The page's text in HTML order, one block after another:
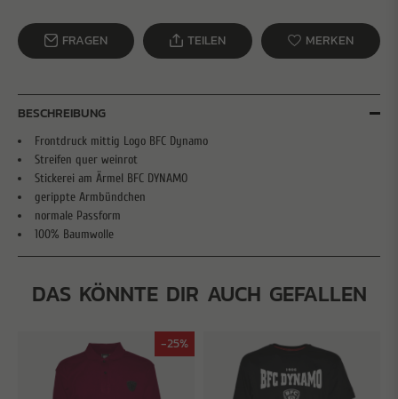
FRAGEN TEILEN MERKEN
BESCHREIBUNG
Frontdruck mittig Logo BFC Dynamo
Streifen quer weinrot
Stickerei am Ärmel BFC DYNAMO
gerippte Armbündchen
normale Passform
100% Baumwolle
DAS KÖNNTE DIR AUCH GEFALLEN
-25%